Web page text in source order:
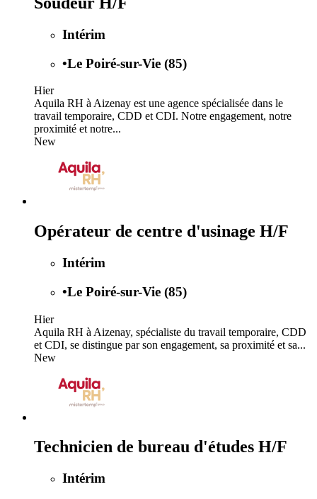
Intérim
•Le Poiré-sur-Vie (85)
Hier
Aquila RH à Aizenay est une agence spécialisée dans le
travail temporaire, CDD et CDI. Notre engagement, notre
proximité et notre...
New
Opérateur de centre d'usinage H/F
Intérim
•Le Poiré-sur-Vie (85)
Hier
Aquila RH à Aizenay, spécialiste du travail temporaire, CDD
et CDI, se distingue par son engagement, sa proximité et sa...
New
Technicien de bureau d'études H/F
Intérim